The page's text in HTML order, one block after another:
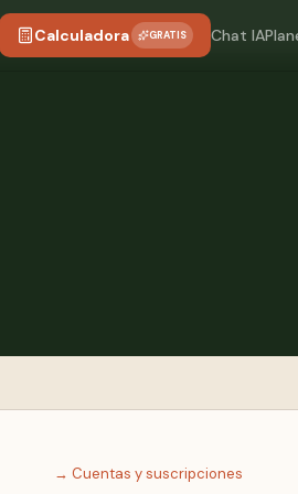
Calculadora GRATIS Chat IA
→ Cuentas y suscripciones